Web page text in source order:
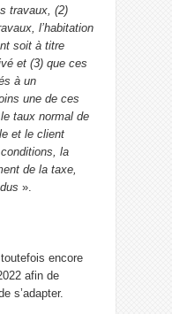
travaux, (2)
l’habitation
soit à titre
et (3) que ces
à un
une de ces
taux normal de
et le client
la
de la taxe,
».
encore
afin de
s’adapter.